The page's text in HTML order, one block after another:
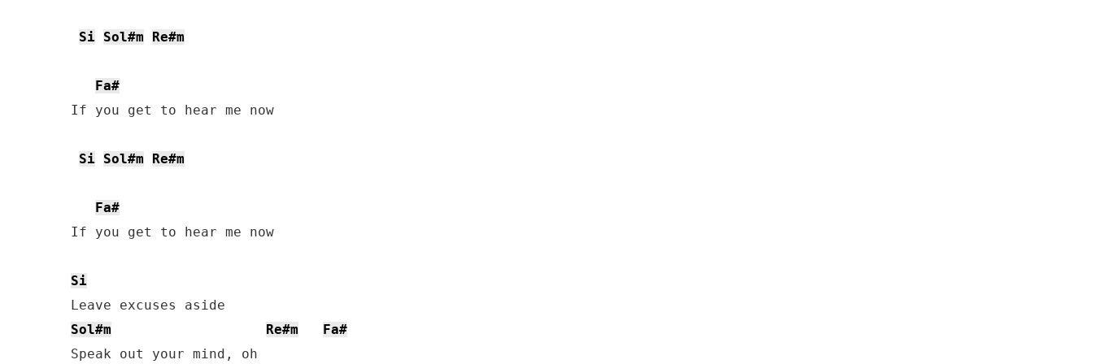
Si Sol#m Re#m
Fa#
If you get to hear me now
Si Sol#m Re#m
Fa#
If you get to hear me now
Si
Sol#m
Re#m
Fa#